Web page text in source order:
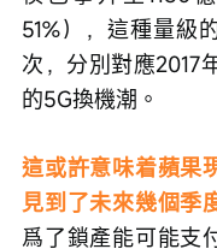
51%），這種量級
次，分別對應2017
的5G換機潮。
這或許意味着蘋果
見到了未來幾個季
爲了鎖產能可能支